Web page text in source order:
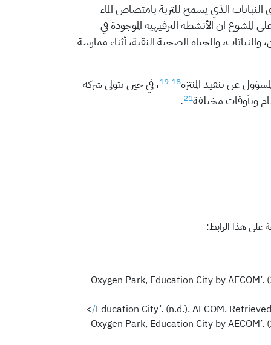
الذي يسمح للتربة بامتصاص الماء
المشوع ان الأنشطة الترفيهية الموجودة في
والحياة الصحية النقية، أثناء ممارسة
عن تنفيذ المنتزه18
19، في حين تتولى شركة
وبأوقات مختلفة21
.
>